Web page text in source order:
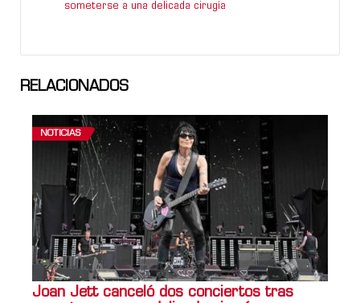
someterse a una delicada cirugía
RELACIONADOS
NOTICIAS
Joan Jett canceló dos conciertos tras